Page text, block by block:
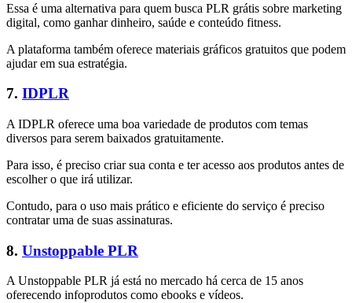
Essa é uma alternativa para quem busca PLR grátis sobre marketing
digital, como ganhar dinheiro, saúde e conteúdo fitness.
A plataforma também oferece materiais gráficos gratuitos que podem
ajudar em sua estratégia.
7. IDPLR
A IDPLR oferece uma boa variedade de produtos com temas
diversos para serem baixados gratuitamente.
Para isso, é preciso criar sua conta e ter acesso aos produtos antes de
escolher o que irá utilizar.
Contudo, para o uso mais prático e eficiente do serviço é preciso
contratar uma de suas assinaturas.
8. Unstoppable PLR
A Unstoppable PLR já está no mercado há cerca de 15 anos
oferecendo infoprodutos como ebooks e vídeos.